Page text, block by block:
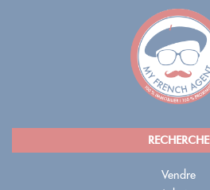
RECHERCHE
Vendre